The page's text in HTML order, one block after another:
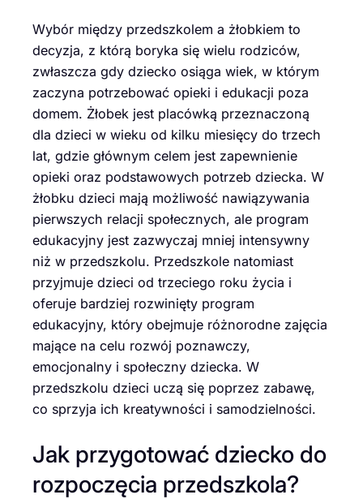
Wybór między przedszkolem a żłobkiem to
decyzja, z którą boryka się wielu rodziców,
zwłaszcza gdy dziecko osiąga wiek, w którym
zaczyna potrzebować opieki i edukacji poza
domem. Żłobek jest placówką przeznaczoną
dla dzieci w wieku od kilku miesięcy do trzech
lat, gdzie głównym celem jest zapewnienie
opieki oraz podstawowych potrzeb dziecka. W
żłobku dzieci mają możliwość nawiązywania
pierwszych relacji społecznych, ale program
edukacyjny jest zazwyczaj mniej intensywny
niż w przedszkolu. Przedszkole natomiast
przyjmuje dzieci od trzeciego roku życia i
oferuje bardziej rozwinięty program
edukacyjny, który obejmuje różnorodne zajęcia
mające na celu rozwój poznawczy,
emocjonalny i społeczny dziecka. W
przedszkolu dzieci uczą się poprzez zabawę,
co sprzyja ich kreatywności i samodzielności.
Jak przygotować dziecko do
rozpoczęcia przedszkola?